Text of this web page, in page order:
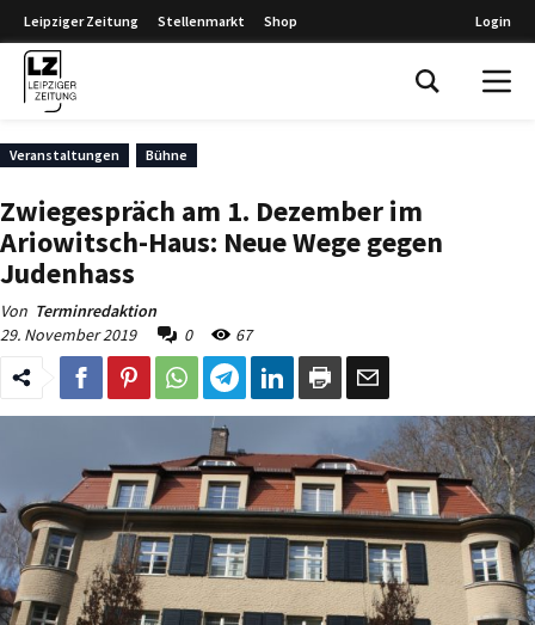
Leipziger Zeitung Stellenmarkt Shop Login
Veranstaltungen Bühne
Zwiegespräch am 1. Dezember im
Ariowitsch-Haus: Neue Wege gegen
Judenhass
Von Terminredaktion
29. November 2019
0 67